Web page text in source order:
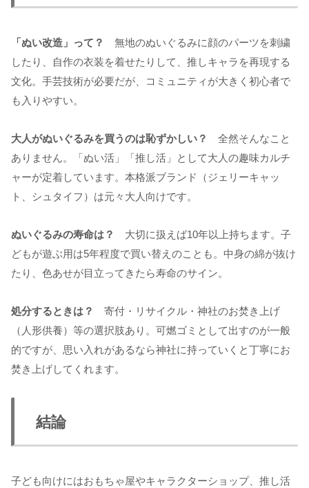
「ぬい改造」って？
無地のぬいぐるみに顔のパーツを刺繍
したり、自作の衣装を着せたりして、推しキャラを再現する
文化。手芸技術が必要だが、コミュニティが大きく初心者で
も入りやすい。
大人がぬいぐるみを買うのは恥ずかしい？
全然そんなこと
ありません。「ぬい活」「推し活」として大人の趣味カルチ
ャーが定着しています。本格派ブランド（ジェリーキャッ
ト、シュタイフ）は元々大人向けです。
ぬいぐるみの寿命は？
大切に扱えば10年以上持ちます。子
どもが遊ぶ用は5年程度で買い替えのことも。中身の綿が抜け
たり、色あせが目立ってきたら寿命のサイン。
処分するときは？
寄付・リサイクル・神社のお焚き上げ
（人形供養）等の選択肢あり。可燃ゴミとして出すのが一般
的ですが、思い入れがあるなら神社に持っていくと丁寧にお
焚き上げしてくれます。
結論
子ども向けにはおもちゃ屋やキャラクターショップ、推し活